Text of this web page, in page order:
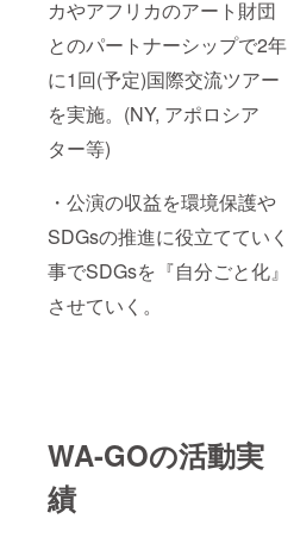
カやアフリカのアート財団
とのパートナーシップで2年
に1回(予定)国際交流ツアー
を実施。(NY, アポロシア
ター等)
・公演の収益を環境保護や
SDGsの推進に役立てていく
事でSDGsを『自分ごと化』
させていく。
WA-GOの活動実
績